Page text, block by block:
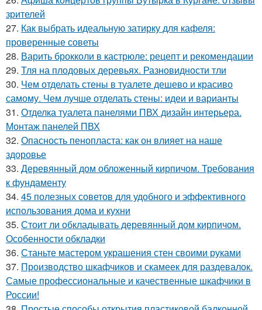
зрителей
27. Как выбрать идеальную затирку для кафеля:
проверенные советы
28. Варить брокколи в кастрюле: рецепт и рекомендации
29. Тля на плодовых деревьях. Разновидности тли
30. Чем отделать стены в туалете дешево и красиво
самому. Чем лучше отделать стены: идеи и варианты
31. Отделка туалета панелями ПВХ дизайн интерьера.
Монтаж панелей ПВХ
32. Опасность пенопласта: как он влияет на наше
здоровье
33. Деревянный дом обложенный кирпичом. Требования
к фундаменту
34. 45 полезных советов для удобного и эффективного
использования дома и кухни
35. Стоит ли обкладывать деревянный дом кирпичом.
Особенности обкладки
36. Станьте мастером украшения стен своими руками
37. Производство шкафчиков и скамеек для раздевалок.
Самые профессиональные и качественные шкафчики в
России!